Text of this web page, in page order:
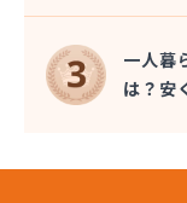
(株)ミツウロ
(株)ミツウロ
(株)ミトメ
(株)みなとガス
一人暮
は？安